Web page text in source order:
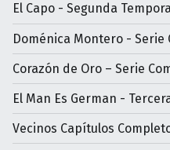
El Capo - Segunda
Doménica Montero - Serie
Corazón de Oro – Serie
El Man Es German -
Vecinos Capítulos